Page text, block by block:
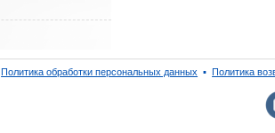
Политика обработки персональных данных ▪ Политика